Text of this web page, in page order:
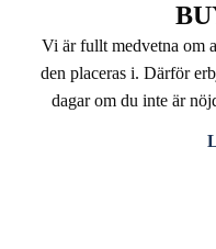
Vi är fullt medvetna om
den placeras i. Därför
dagar om du inte är